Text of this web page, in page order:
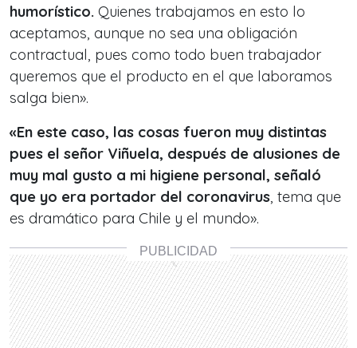
humorístico. Quienes trabajamos en esto lo
aceptamos, aunque no sea una obligación
contractual, pues como todo buen trabajador
queremos que el producto en el que laboramos
salga bien».
«En este caso, las cosas fueron muy distintas
pues el señor Viñuela, después de alusiones de
muy mal gusto a mi higiene personal, señaló
que yo era portador del coronavirus , tema que
es dramático para Chile y el mundo».